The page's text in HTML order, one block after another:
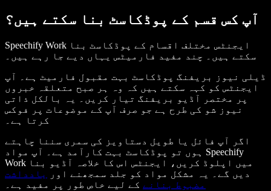
آپ کس قسم کے پوڈکاسٹ بنا سکتے ہیں؟
Speechify Work ایجنٹس مختلف اقسام کے پوڈکاسٹ بنا
سکتے ہیں۔ چند مفید فارمیٹس یہاں دیے جا رہے ہیں۔
ڈیلی نیوز بریفنگ پوڈکاسٹ بہت مقبول فارمیٹ ہے۔ آپ
ایجنٹس کو کہہ سکتے ہیں کہ وہ ہر صبح متعلقہ خبروں
پر مختصر آڈیو بریفنگ تیار کریں۔ یہ بالکل ذاتی
نیوز شو کی طرح ہے جو صرف آپ کے موضوعات پر فوکس
کرتا ہے۔
اگر آپ فائل یا طویل دستاویز کی سمری سننا چاہتے
ہوں تو پوڈکاسٹ بہت کارآمد ہے۔ آپ مواد Speechify
Work میں اپلوڈ کریں، ایجنٹس اس کا خلاصہ آڈیو بنا
دیں گے۔ یہ مشکل مواد کو جلد سمجھنے اور
یادداشت
مضبوط بنانے کے لیے خاص طور پر مفید ہے۔